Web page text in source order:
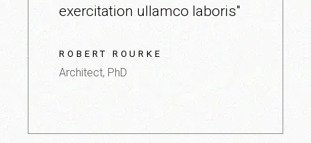
exercitation ullamco laboris"
ROBERT ROURKE
Architect, PhD